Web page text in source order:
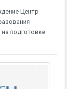
Центр
на подготовке